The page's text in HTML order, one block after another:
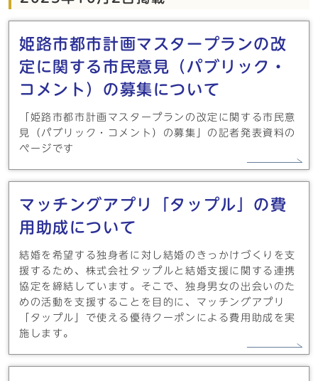
姫路市都市計画マスタープランの改
定に関する市民意見（パブリック・
コメント）の募集について
「姫路市都市計画マスタープランの改定に関する市民意
見（パブリック・コメント）の募集」の記者発表資料の
ページです
マッチングアプリ「タップル」の費
用助成について
結婚を希望する独身者に対し結婚のきっかけづくりを支
援するため、株式会社タップルと結婚支援に関する連携
協定を締結しています。そこで、独身男女の出会いのた
めの活動を支援することを目的に、マッチングアプリ
「タップル」で使える優待クーポンによる費用助成を実
施します。